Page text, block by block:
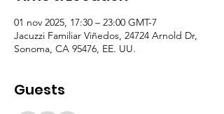
01 nov 2025, 17:30 – 23:00 GMT-7
Jacuzzi Familiar Viñedos, 24724 Arnold Dr,
Sonoma, CA 95476, EE. UU.
Guests